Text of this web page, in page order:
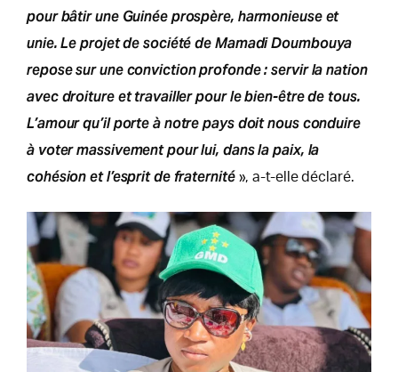
pour bâtir une Guinée prospère, harmonieuse et
unie. Le projet de société de Mamadi Doumbouya
repose sur une conviction profonde : servir la nation
avec droiture et travailler pour le bien-être de tous.
L’amour qu’il porte à notre pays doit nous conduire
à voter massivement pour lui, dans la paix, la
cohésion et l’esprit de fraternité», a-t-elle déclaré.